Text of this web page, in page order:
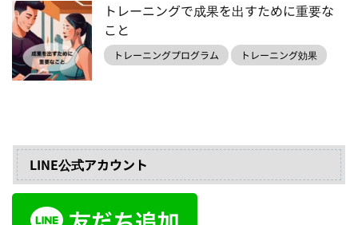
トレーニングで成果を出すために重要な
こと
トレーニングプログラム トレーニング効果
LINE公式アカウント